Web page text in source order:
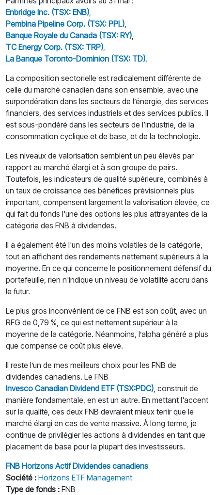
Enbridge Inc. (TSX: ENB)
Pembina Pipeline Corp. (TSX: PPL)
Banque Royale du Canada (TSX: RY)
TC Energy Corp. (TSX: TRP)
La Banque Toronto-Dominion (TSX: TD).
La composition sectorielle est radicalement différente de
celle du marché canadien dans son ensemble, avec une
surpondération dans les secteurs de l’énergie, des services
financiers, des services industriels et des services publics. Il
est sous-pondéré dans les secteurs de l’industrie, de la
consommation cyclique et de base, et de la technologie.
Les niveaux de valorisation semblent un peu élevés par
rapport au marché élargi et à son groupe de pairs.
Toutefois, les indicateurs de qualité supérieure, combinés à
un taux de croissance des bénéfices prévisionnels plus
important, compensent largement la valorisation élevée, ce
qui fait du fonds l'une des options les plus attrayantes de la
catégorie des FNB à dividendes.
Il a également été l'un des moins volatiles de la catégorie,
tout en affichant des rendements nettement supérieurs à la
moyenne. En ce qui concerne le positionnement défensif du
portefeuille, rien n'indique un niveau de volatilité accru dans
le futur.
Le plus gros inconvénient de ce FNB est son coût, avec un
RFG de 0,79 %, ce qui est nettement supérieur à la
moyenne de la catégorie. Néanmoins, l’alpha généré a plus
que compensé ce coût plus élevé.
Il reste l’un de mes meilleurs choix pour les FNB de
dividendes canadiens. Le FNB
Invesco Canadian Dividend ETF (TSX:PDC) , construit de
manière fondamentale, en est un autre. En mettant l'accent
sur la qualité, ces deux FNB devraient mieux tenir que le
marché élargi en cas de vente massive. À long terme, je
continue de privilégier les actions à dividendes en tant que
placement de base pour la plupart des investisseurs.
FNB Horizons Actif Dividendes canadiens
Société : Horizons ETF Management
Type de fonds : FNB